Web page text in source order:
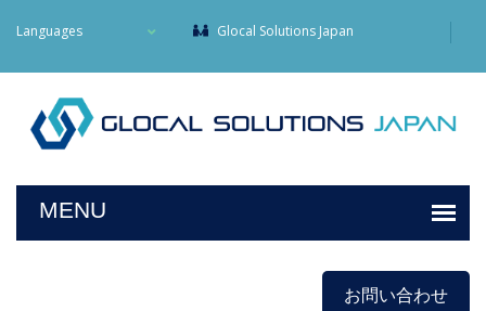
Languages Glocal Solutions Japan
お問い合わせ